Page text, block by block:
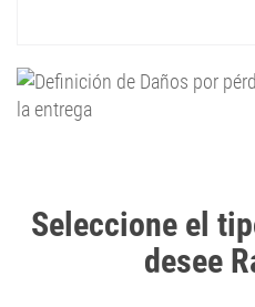
Seleccione el
desee